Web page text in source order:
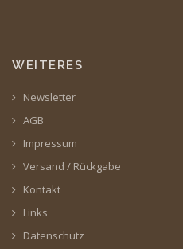
WEITERES
Newsletter
AGB
Impressum
Versand / Rückgabe
Kontakt
Links
Datenschutz